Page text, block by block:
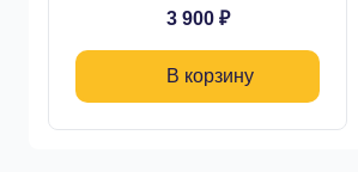
3 900 ₽
В корзину